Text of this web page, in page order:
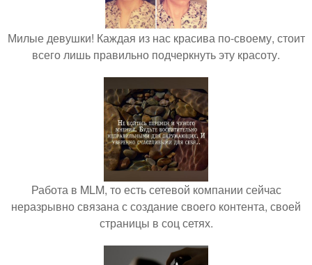
Милые девушки! Каждая из нас красива по-своему, стоит
всего лишь правильно подчеркнуть эту красоту.
Работа в MLM, то есть сетевой компании сейчас
неразрывно связана с создание своего контента, своей
страницы в соц сетях.